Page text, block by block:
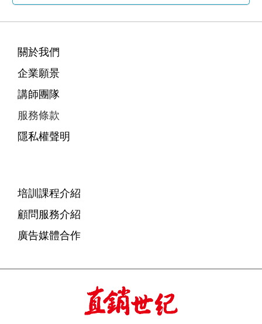
關於我們
企業願景
講師團隊
服務條款
隱私權聲明
培訓課程介紹
顧問服務介紹
廣告媒體合作